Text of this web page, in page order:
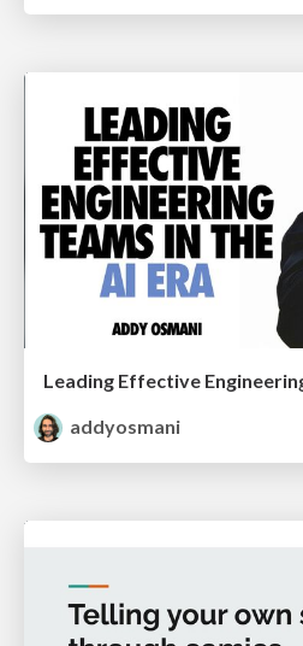
Leading Effective
addyosmani